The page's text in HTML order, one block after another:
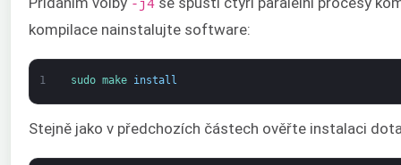
-j4
kompilace nainstalujte software:
1 sudo make install
Stejně jako v předchozích částech ověřte instalaci